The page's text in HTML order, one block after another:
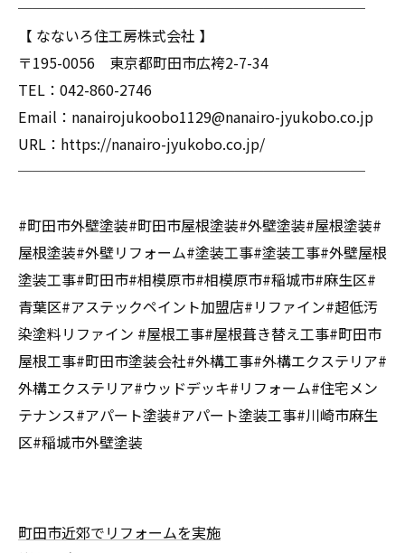
────────────────────────
【 なないろ住工房株式会社 】
〒195-0056 東京都町田市広袴2-7-34
TEL：042-860-2746
Email：nanairojukoobo1129@nanairo-jyukobo.co.jp
URL：https://nanairo-jyukobo.co.jp/
────────────────────────
#町田市外壁塗装#町田市屋根塗装#外壁塗装#屋根塗装#
屋根塗装#外壁リフォーム#塗装工事#塗装工事#外壁屋根
塗装工事#町田市#相模原市#相模原市#稲城市#麻生区#
青葉区#アステックペイント加盟店#リファイン#超低汚
染塗料リファイン #屋根工事#屋根葺き替え工事#町田市
屋根工事#町田市塗装会社#外構工事#外構エクステリア#
外構エクステリア#ウッドデッキ#リフォーム#住宅メン
テナンス#アパート塗装#アパート塗装工事#川崎市麻生
区#稲城市外壁塗装
町田市近郊でリフォームを実施